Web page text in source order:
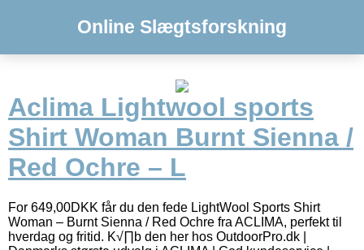
Online Slægtsforskning
Aclima Lightwool sports
Shirt Woman Burnt Sienna /
Red Ochre – L
For 649,00DKK får du den fede LightWool Sports Shirt
Woman – Burnt Sienna / Red Ochre fra ACLIMA, perfekt til
hverdag og fritid. K√∏b den her hos OutdoorPro.dk |